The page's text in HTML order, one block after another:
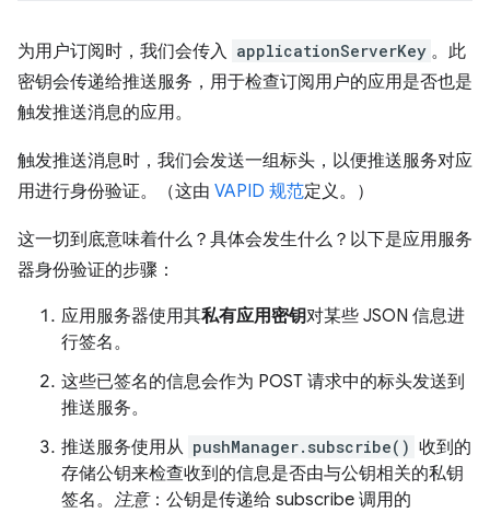
为用户订阅时，我们会传入 applicationServerKey 。此
密钥会传递给推送服务，用于检查订阅用户的应用是否也是
触发推送消息的应用。
触发推送消息时，我们会发送一组标头，以便推送服务对应
用进行身份验证。（这由 VAPID 规范定义。）
这一切到底意味着什么？具体会发生什么？以下是应用服务
器身份验证的步骤：
应用服务器使用其私有应用密钥对某些 JSON 信息进
行签名。
这些已签名的信息会作为 POST 请求中的标头发送到
推送服务。
推送服务使用从 pushManager.subscribe() 收到的
存储公钥来检查收到的信息是否由与公钥相关的私钥
签名。 注意：公钥是传递给 subscribe 调用的